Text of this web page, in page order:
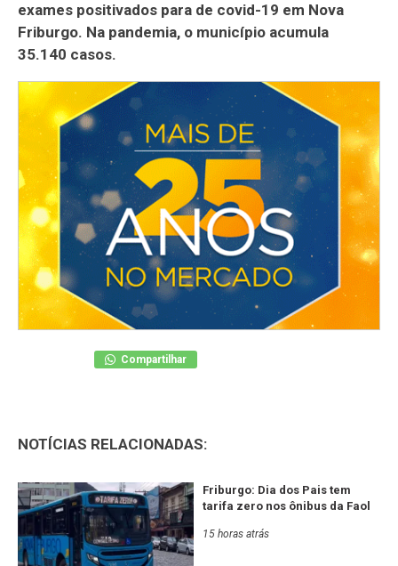
exames positivados para de covid-19 em Nova
Friburgo. Na pandemia, o município acumula
35.140 casos.
Compartilhar
NOTÍCIAS RELACIONADAS:
Friburgo: Dia dos Pais tem
tarifa zero nos ônibus da Faol
15 horas atrás